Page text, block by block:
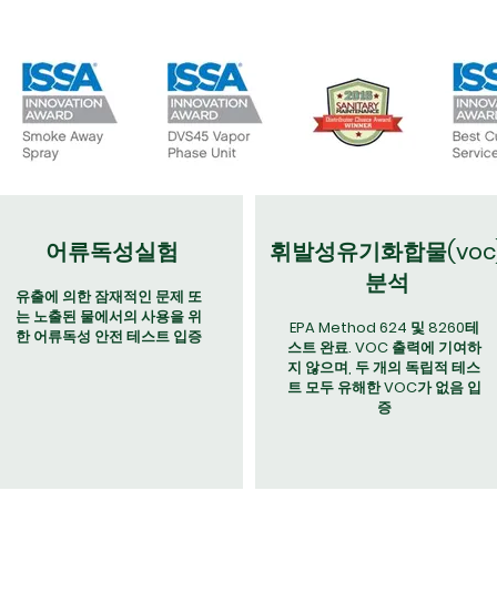
어류독성실험
유출에 의한 잠재적인 문제 또
는 노출된 물에서의 사용을 위
한 어류독성 안전 테스트 입증
휘발성유기화합물
분석
EPA Method 624 및 8260테
스트 완료. VOC 출력에 기여하
지 않으며, 두 개의 독립적 테스
트 모두 유해한 VOC가 없음 입
증